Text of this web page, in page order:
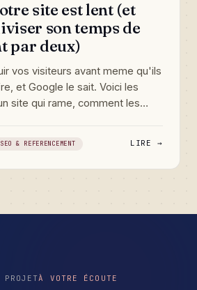
site est lent (et
son temps de
par deux)
vos visiteurs avant meme qu'ils
et Google le sait. Voici les
site qui rame, comment les
SEO & REFERENCEMENT LIRE →
PROJETÀ VOTRE ÉCOUTE